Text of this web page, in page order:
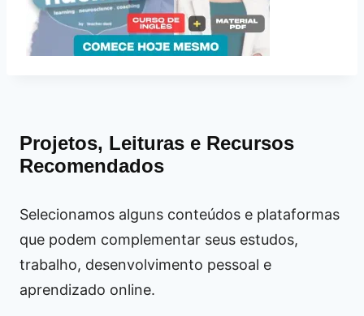
Projetos, Leituras e Recursos
Recomendados
Selecionamos alguns conteúdos e plataformas
que podem complementar seus estudos,
trabalho, desenvolvimento pessoal e
aprendizado online.